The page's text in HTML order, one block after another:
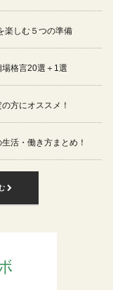
楽しむ５つの準備
格言20選＋1選
方にオススメ！
活・働き方まとめ！